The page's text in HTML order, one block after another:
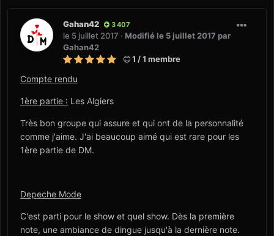
Gahan42 3 407
le 5 juillet 2017 · Modifiéle 5 juillet 2017 par
Gahan42
1 / 1 membre
Compte rendu
1ère partie : Les Algiers
Très bon groupe qui assure et qui ont de la personnalité
comme j'aime. J'ai beaucoup aimé qui est rare pour les
1ère partie de DM.
Depeche Mode
C'est parti pour le show et quel show. Dès la première
note, une ambiance de dingue jusqu'à la dernière note.